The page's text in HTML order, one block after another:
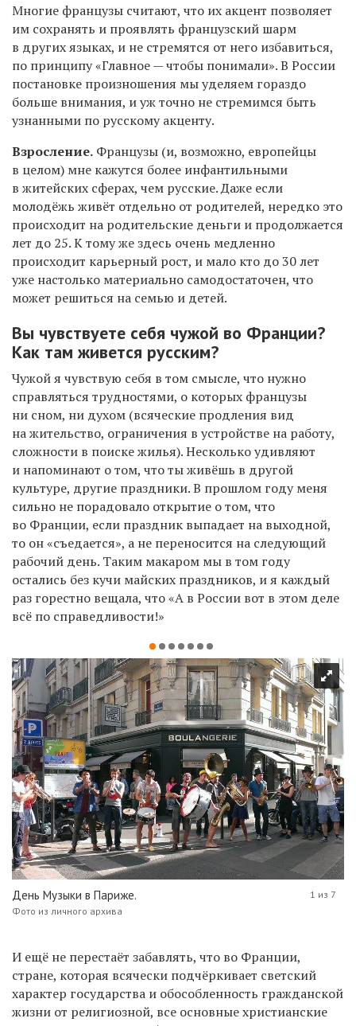
Многие французы считают, что их акцент позволяет
им сохранять и проявлять французский шарм
в других языках, и не стремятся от него избавиться,
по принципу «Главное — чтобы понимали». В России
постановке произношения мы уделяем гораздо
больше внимания, и уж точно не стремимся быть
узнанными по русскому акценту.
Взросление. Французы (и, возможно, европейцы
в целом) мне кажутся более инфантильными
в житейских сферах, чем русские. Даже если
молодёжь живёт отдельно от родителей, нередко это
происходит на родительские деньги и продолжается
лет до 25. К тому же здесь очень медленно
происходит карьерный рост, и мало кто до 30 лет
уже настолько материально самодостаточен, что
может решиться на семью и детей.
Вы чувствуете себя чужой во Франции?
Как там живется русским?
Чужой я чувствую себя в том смысле, что нужно
справляться трудностями, о которых французы
ни сном, ни духом (всяческие продления вид
на жительство, ограничения в устройстве на работу,
сложности в поиске жилья). Несколько удивляют
и напоминают о том, что ты живёшь в другой
культуре, другие праздники. В прошлом году меня
сильно не порадовало открытие о том, что
во Франции, если праздник выпадает на выходной,
то он «съедается», а не переносится на следующий
рабочий день. Таким макаром мы в том году
остались без кучи майских праздников, и я каждый
раз горестно вещала, что «А в России вот в этом деле
всё по справедливости!»
День Музыки в Париже.
Фото из личного архива
1 из 7
И ещё не перестаёт забавлять, что во Франции,
стране, которая всячески подчёркивает светский
характер государства и обособленность гражданской
жизни от религиозной, все основные христианские